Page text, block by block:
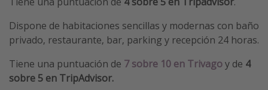
Dispone de habitaciones sencillas y modernas con baño
privado, restaurante, bar, parking y recepción 24 horas.
Tiene una puntuación de 7 sobre 10 en Trivagoy de 4
sobre 5 en TripAdvisor.